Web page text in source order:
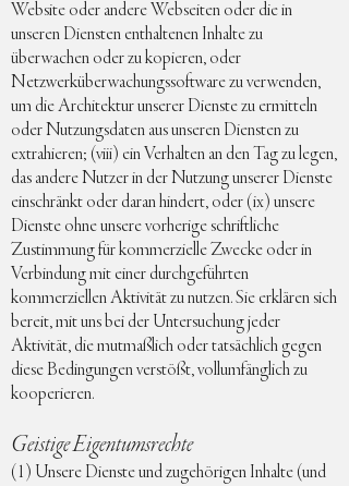
Website oder andere Webseiten oder die in
unseren Diensten enthaltenen Inhalte zu
überwachen oder zu kopieren, oder
Netzwerküberwachungssoftware zu verwenden,
um die Architektur unserer Dienste zu ermitteln
oder Nutzungsdaten aus unseren Diensten zu
extrahieren; (viii) ein Verhalten an den Tag zu legen,
das andere Nutzer in der Nutzung unserer Dienste
einschränkt oder daran hindert, oder (ix) unsere
Dienste ohne unsere vorherige schriftliche
Zustimmung für kommerzielle Zwecke oder in
Verbindung mit einer durchgeführten
kommerziellen Aktivität zu nutzen. Sie erklären sich
bereit, mit uns bei der Untersuchung jeder
Aktivität, die mutmaßlich oder tatsächlich gegen
diese Bedingungen verstößt, vollumfänglich zu
kooperieren.
Geistige Eigentumsrechte
(1) Unsere Dienste und zugehörigen Inhalte (und